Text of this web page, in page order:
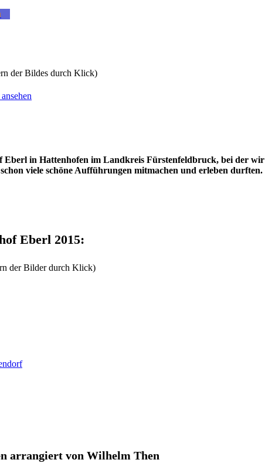
der Bildes durch Klick)
Eberl in Hattenhofen im Landkreis Fürstenfeldbruck, bei der wir
viele schöne Aufführungen mitmachen und erleben durften.
Eberl 2015:
der Bilder durch Klick)
arrangiert von Wilhelm Then